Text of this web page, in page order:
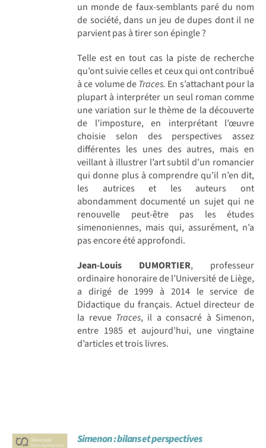
un monde de faux-semblants paré du nom
de société, dans un jeu de dupes dont il ne
parvient pas à tirer son épingle ?
Telle est en tout cas la piste de recherche
qu’ont suivie celles et ceux qui ont contribué
à ce volume deTraces. En s’attachant pour la
plupart à interpréter un seul roman comme
une variation sur le thème de la découverte
de l’imposture, en interprétant l’œuvre
choisie selon des perspectives assez
différentes les unes des autres, mais en
veillant à illustrer l’art subtil d’un romancier
qui donne plus à comprendre qu’il n’en dit,
les autrices et les auteurs ont
abondamment documenté un sujet qui ne
renouvelle peut-être pas les études
simenoniennes, mais qui, assurément, n’a
pas encore été approfondi.
Jean-Louis DUMORTIER, professeur
ordinaire honoraire de l’Université de Liège,
a dirigé de 1999 à 2014 le service de
Didactique du français. Actuel directeur de
la revue Traces, il a consacré à Simenon,
entre 1985 et aujourd’hui, une vingtaine
d’articles et trois livres.
Simenon : bilans et perspectives